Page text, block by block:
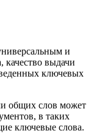
и
качество выдачи
ключевых
общих слов может
в таких
ключевые слова.